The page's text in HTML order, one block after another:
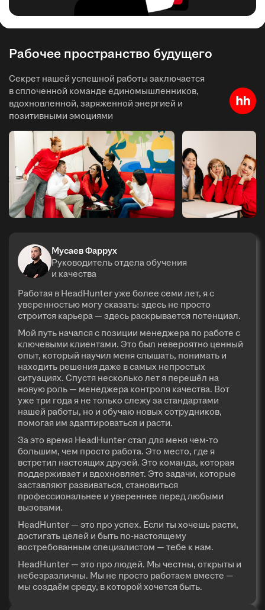
Рабочее пространство будущего
Секрет нашей успешной работы заключается
в сплоченной команде единомышленников,
вдохновленной, заряженной энергией и
позитивными эмоциями
Мусаев Фаррух
Руководитель отдела обучения
и качества
Работая в HeadHunter уже более семи лет, я с
уверенностью могу сказать: здесь не просто
строится карьера — здесь раскрывается потенциал.
Мой путь начался с позиции менеджера по работе с
ключевыми клиентами. Это был невероятно ценный
опыт, который научил меня слышать, понимать и
находить решения даже в самых непростых
ситуациях. Спустя несколько лет я перешёл на
новую роль — менеджера контроля качества. Вот
уже три года я не только слежу за стандартами
нашей работы, но и обучаю новых сотрудников,
помогая им адаптироваться и расти.
За это время HeadHunter стал для меня чем-то
большим, чем просто работа. Это место, где я
встретил настоящих друзей. Это команда, которая
поддерживает и вдохновляет. Это задачи, которые
заставляют развиваться, становиться
профессиональнее и увереннее перед любыми
вызовами.
HeadHunter — это про успех. Если ты хочешь расти,
достигать целей и быть по-настоящему
востребованным специалистом — тебе к нам.
HeadHunter — это про людей. Мы честны, открыты и
небезразличны. Мы не просто работаем вместе —
мы создаём среду, в которой хочется быть.